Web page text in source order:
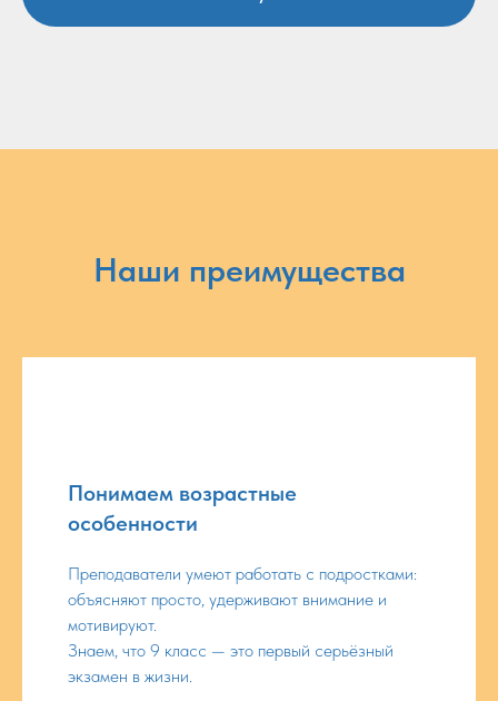
Наши преимущества
Понимаем возрастные
особенности
Преподаватели умеют работать с подростками:
объясняют просто, удерживают внимание и
мотивируют.
Знаем, что 9 класс — это первый серьёзный
экзамен в жизни.